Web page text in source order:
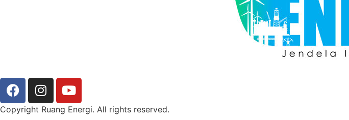
Copyright Ruang Energi. All rights reserved.